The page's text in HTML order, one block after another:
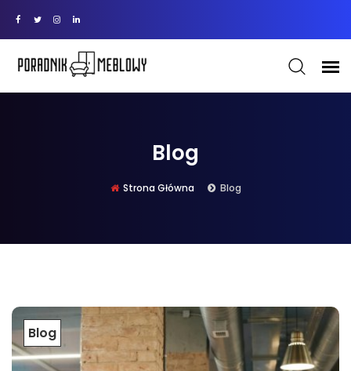
Blog
Strona Główna Blog
Blog